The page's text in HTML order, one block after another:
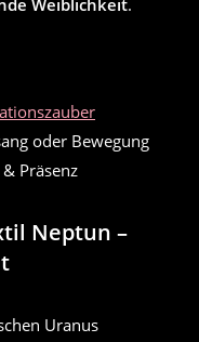
Weiblichkeit.
oder Bewegung
Präsenz
Neptun –
Uranus